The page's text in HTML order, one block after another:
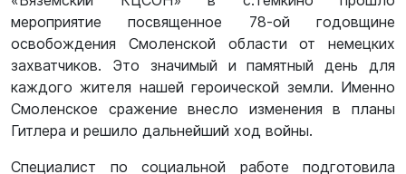
мероприятие посвященное 78-ой годовщине
освобождения Смоленской области от немецких
захватчиков. Это значимый и памятный день для
каждого жителя нашей героической земли. Именно
Смоленское сражение внесло изменения в планы
Гитлера и решило дальнейший ход войны.
Специалист по социальной работе подготовила